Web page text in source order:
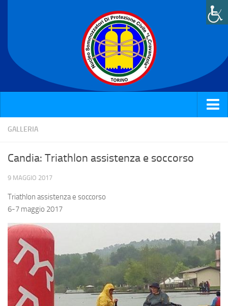
Home
Attività e News
Galleria
Rassegna stampa
Contatti
GALLERIA
Candia: Triathlon assistenza e soccorso
9 MAGGIO 2017
Triathlon assistenza e soccorso
6-7 maggio 2017